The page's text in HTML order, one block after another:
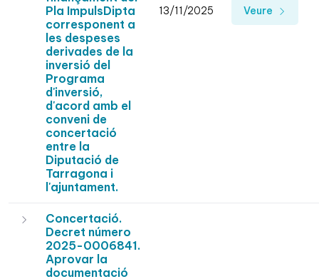
Pla ImpulsDipta
corresponent a
les despeses
derivades de la
inversió del
Programa
d'inversió,
d'acord amb el
conveni de
concertació
entre la
Diputació de
Tarragona i
l'ajuntament.
13/11/2025 Veure
Concertació.
Decret número
2025-0006841.
Aprovar la
documentació